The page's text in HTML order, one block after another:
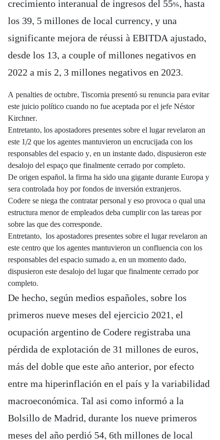
crecimiento interanual de ingresos del 55%, hasta
los 39, 5 millones de local currency, y una
significante mejora de réussi à EBITDA ajustado,
desde los 13, a couple of millones negativos en
2022 a mis 2, 3 millones negativos en 2023.
A penalties de octubre, Tiscornia presentó su renuncia para evitar
este juicio político cuando no fue aceptada por el jefe Néstor
Kirchner.
Entretanto, los apostadores presentes sobre el lugar revelaron an
este 1/2 que los agentes mantuvieron un encrucijada con los
responsables del espacio y, en un instante dado, dispusieron este
desalojo del espaço que finalmente cerrado por completo.
De origen español, la firma ha sido una gigante durante Europa y
sera controlada hoy por fondos de inversión extranjeros.
Codere se niega the contratar personal y eso provoca o qual una
estructura menor de empleados deba cumplir con las tareas por
sobre las que des corresponde.
Entretanto, los apostadores presentes sobre el lugar revelaron an
este centro que los agentes mantuvieron un confluencia con los
responsables del espacio sumado a, en un momento dado,
dispusieron este desalojo del lugar que finalmente cerrado por
completo.
De hecho, según medios españoles, sobre los
primeros nueve meses del ejercicio 2021, el
ocupación argentino de Codere registraba una
pérdida de explotación de 31 millones de euros,
más del doble que este año anterior, por efecto
entre ma hiperinflación en el país y la variabilidad
macroeconómica. Tal asi como informó a la
Bolsillo de Madrid, durante los nueve primeros
meses del año perdió 54, 6th millones de local